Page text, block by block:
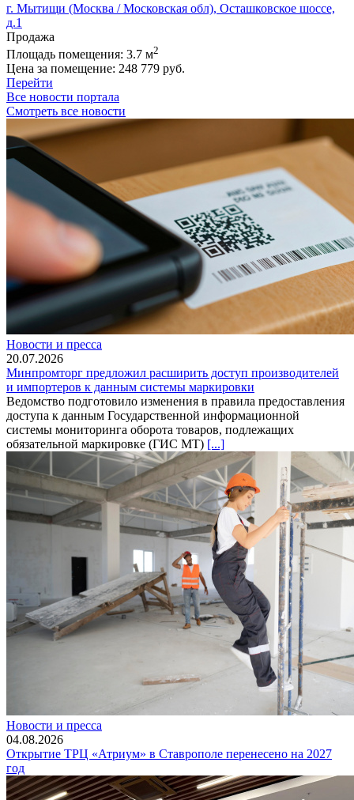
г. Мытищи (Москва / Московская обл), Осташковское шоссе,
д.1
Продажа
Площадь помещения: 3.7 м2
Цена за помещение: 248 779 руб.
Перейти
Все новости портала
Смотреть все новости
Новости и пресса
20.07.2026
Минпромторг предложил расширить доступ производителей
и импортеров к данным системы маркировки
Ведомство подготовило изменения в правила предоставления
доступа к данным Государственной информационной
системы мониторинга оборота товаров, подлежащих
обязательной маркировке (ГИС МТ) [...]
Новости и пресса
04.08.2026
Открытие ТРЦ «Атриум» в Ставрополе перенесено на 2027
год